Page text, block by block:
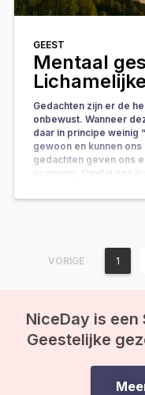
GEEST
Mentaal
Gedachten zijn er de
onbewust. Wanneer
daar in principe weinig
gewoon en kunnen
gedachten geven ons
spanning. Omdat ons
VORIGE 1
NiceDay is
Geestelijke